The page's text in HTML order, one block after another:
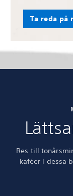
Ta reda på
Res till
kaféer i dessa